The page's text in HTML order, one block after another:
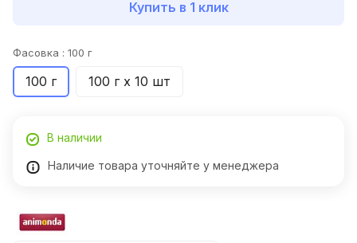
Купить в 1 клик
Фасовка : 100 г
100 г 100 г х 10 шт
В наличии
Наличие товара уточняйте у менеджера